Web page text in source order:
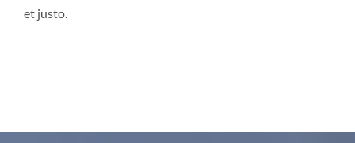
et justo.